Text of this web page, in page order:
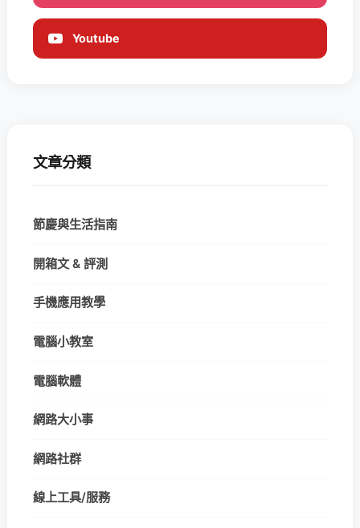
Youtube
文章分類
節慶與生活指南
開箱文 & 評測
手機應用教學
電腦小教室
電腦軟體
網路大小事
網路社群
線上工具/服務